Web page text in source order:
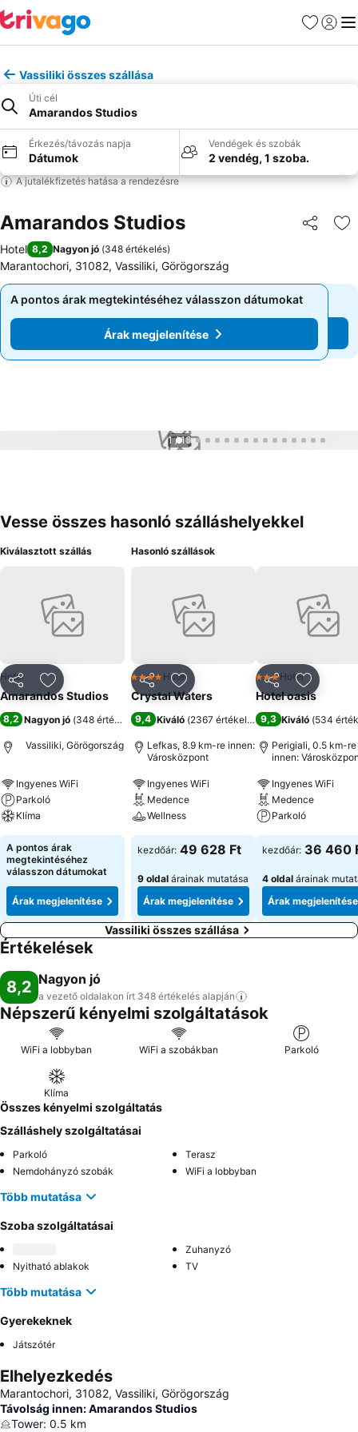
Kedvencek
Vassiliki összes szállása
Úti cél
Amarandos Studios
Érkezés/távozás napja
Dátumok
Vendégek és szobák
2 vendég, 1 szoba.
A jutalékfizetés hatása a rendezésre
Amarandos Studios
Hotel 8,2 Nagyon jó (348 értékelés)
Marantochori, 31082, Vassiliki, Görögország
A pontos árak megtekintéséhez válasszon dátumokat
Árak megjelenítése
A pontos árak megtekintéséhez válasszon dátumokat
Árak megjelenítése
1 / 16
Vesse összes hasonló szálláshelyekkel
Kiválasztott szállás
MegosztásHozzáadás a kedvencekhez
Hotel
Amarandos Studios
8,2 Nagyon jó (348 értékelés)
Vassiliki, Görögország
Ingyenes WiFi
Parkoló
Klíma
A pontos árak
megtekintéséhez
válasszon dátumokat
Árak megjelenítése
Hasonló szállások
MegosztásHozzáadás a kedvencekhez
4 Kategória
Hotel
Crystal Waters
9,4 Kiváló (2367 értékelés)
Lefkas, 8.9 km-re innen:
Városközpont
Ingyenes WiFi
Medence
Wellness
kezdőár: 49 628 Ft
9 oldal árainak mutatása
Árak megjelenítése
Megosztás
3 Kategória
Hotel
Hotel oasis
9,3 Kiváló (534
Perigiali, 0.5 km-re
innen:
Ingyenes WiFi
Medence
Parkoló
kezdőár: 36 460
4 oldal árainak
Árak megjelenítése
Vassiliki összes szállása
Értékelések
8,2 Nagyon jó
a vezető oldalakon írt 348 értékelés alapján
Népszerű kényelmi szolgáltatások
WiFi a lobbyban WiFi a szobákban Parkoló
Klíma
Összes kényelmi szolgáltatás
Szálláshely szolgáltatásai
Parkoló
Terasz
Nemdohányzó szobák
WiFi a lobbyban
Több mutatása
Szoba szolgáltatásai
Zuhanyzó
Nyitható ablakok
TV
Több mutatása
Gyerekeknek
Játszótér
Elhelyezkedés
Marantochori, 31082, Vassiliki, Görögország
Távolság innen: Amarandos Studios
Tower: 0.5 km